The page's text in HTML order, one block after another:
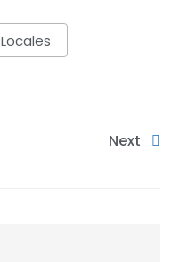
Locales
Next